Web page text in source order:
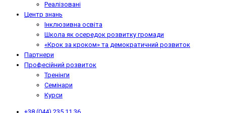
Реалізовані
Центр знань
Інклюзивна освіта
Школа як осередок розвитку громади
«Крок за кроком» та демократичний розвиток
Партнери
Професійний розвиток
Тренінги
Семінари
Курси